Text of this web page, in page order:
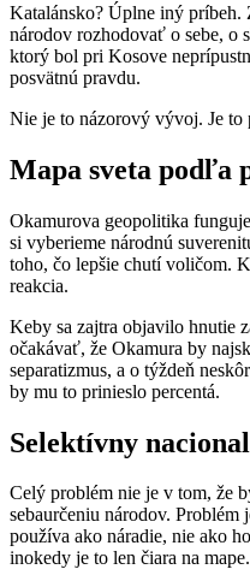
Katalánsko? Úplne iný príbeh.
národov rozhodovať o sebe, o
ktorý bol pri Kosove
posvätnú pravdu.
Nie je to názorový vývoj. Je to
Mapa sveta podľa
Okamurova geopolitika
si vyberieme národnú
toho, čo lepšie chutí voličom.
reakcia.
Keby sa zajtra objavilo hnutie
očakávať, že Okamura by
separatizmus, a o týždeň
by mu to prinieslo percentá.
Selektívny
Celý problém nie je v tom, že
sebaurčeniu národov. Problém
používa ako náradie, nie ako
inokedy je to len čiara na mape.